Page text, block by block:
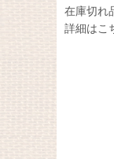
在庫切れ
詳細はこ